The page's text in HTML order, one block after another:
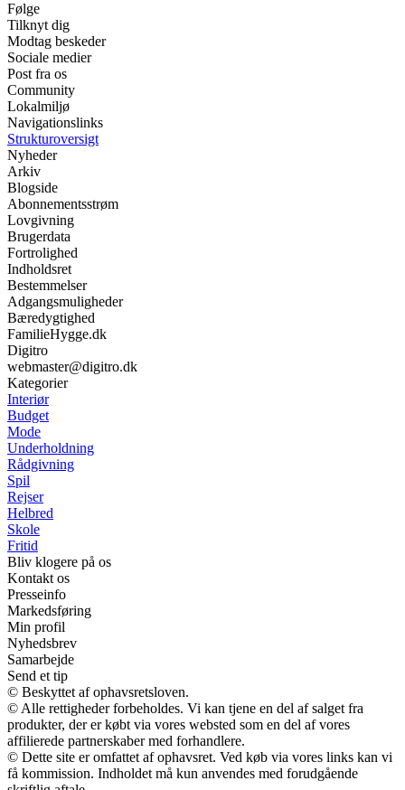
Følge
Tilknyt dig
Modtag beskeder
Sociale medier
Post fra os
Community
Lokalmiljø
Navigationslinks
Strukturoversigt
Nyheder
Arkiv
Blogside
Abonnementsstrøm
Lovgivning
Brugerdata
Fortrolighed
Indholdsret
Bestemmelser
Adgangsmuligheder
Bæredygtighed
FamilieHygge.dk
Digitro
webmaster@digitro.dk
Kategorier
Interiør
Budget
Mode
Underholdning
Rådgivning
Spil
Rejser
Helbred
Skole
Fritid
Bliv klogere på os
Kontakt os
Presseinfo
Markedsføring
Min profil
Nyhedsbrev
Samarbejde
Send et tip
© Beskyttet af ophavsretsloven.
© Alle rettigheder forbeholdes. Vi kan tjene en del af salget fra
produkter, der er købt via vores websted som en del af vores
affilierede partnerskaber med forhandlere.
© Dette site er omfattet af ophavsret. Ved køb via vores links kan vi
få kommission. Indholdet må kun anvendes med forudgående